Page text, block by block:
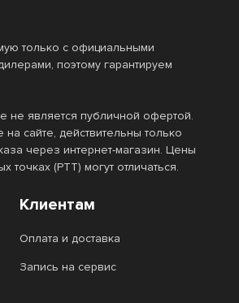
только с официальными
поэтому гарантируем
не является публичной офертой.
сайте, действительны только
через интернет-магазин. Цены
точках (РТТ) могут отличаться.
Клиентам
Оплата и доставка
Запись на сервис